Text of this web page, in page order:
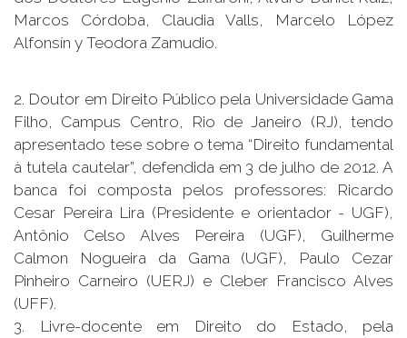
Marcos Córdoba, Claudia Valls, Marcelo López
Alfonsín y Teodora Zamudio.
2. Doutor em Direito Público pela Universidade Gama
Filho, Campus Centro, Rio de Janeiro (RJ), tendo
apresentado tese sobre o tema “Direito fundamental
à tutela cautelar”, defendida em 3 de julho de 2012. A
banca foi composta pelos professores: Ricardo
Cesar Pereira Lira (Presidente e orientador - UGF),
Antônio Celso Alves Pereira (UGF), Guilherme
Calmon Nogueira da Gama (UGF), Paulo Cezar
Pinheiro Carneiro (UERJ) e Cleber Francisco Alves
(UFF).
3. Livre-docente em Direito do Estado, pela